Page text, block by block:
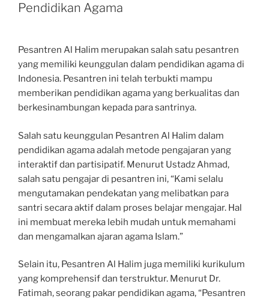
Pendidikan Agama
Pesantren Al Halim merupakan salah satu pesantren
yang memiliki keunggulan dalam pendidikan agama di
Indonesia. Pesantren ini telah terbukti mampu
memberikan pendidikan agama yang berkualitas dan
berkesinambungan kepada para santrinya.
Salah satu keunggulan Pesantren Al Halim dalam
pendidikan agama adalah metode pengajaran yang
interaktif dan partisipatif. Menurut Ustadz Ahmad,
salah satu pengajar di pesantren ini, “Kami selalu
mengutamakan pendekatan yang melibatkan para
santri secara aktif dalam proses belajar mengajar. Hal
ini membuat mereka lebih mudah untuk memahami
dan mengamalkan ajaran agama Islam.”
Selain itu, Pesantren Al Halim juga memiliki kurikulum
yang komprehensif dan terstruktur. Menurut Dr.
Fatimah, seorang pakar pendidikan agama, “Pesantren